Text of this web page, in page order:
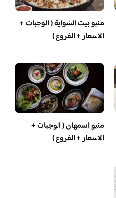
منيو بيت الشواية ( الوجبات +
الاسعار + الفروع )
منيو اسمهان ( الوجبات +
الاسعار + الفروع )